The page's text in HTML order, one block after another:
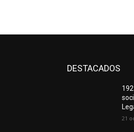
DESTACADOS
21